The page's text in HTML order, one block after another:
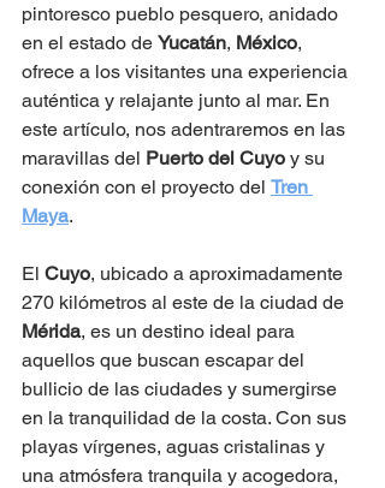
pintoresco pueblo pesquero, anidado
en el estado de Yucatán, México,
ofrece a los visitantes una experiencia
auténtica y relajante junto al mar. En
este artículo, nos adentraremos en las
maravillas del Puerto del Cuyo y su
conexión con el proyecto del Tren
Maya.
El Cuyo, ubicado a aproximadamente
270 kilómetros al este de la ciudad de
Mérida, es un destino ideal para
aquellos que buscan escapar del
bullicio de las ciudades y sumergirse
en la tranquilidad de la costa. Con sus
playas vírgenes, aguas cristalinas y
una atmósfera tranquila y acogedora,